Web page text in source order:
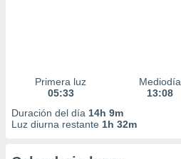
Primera luz
05:33
Mediodía
13:08
Duración del día 14h 9m
Luz diurna restante 1h 32m